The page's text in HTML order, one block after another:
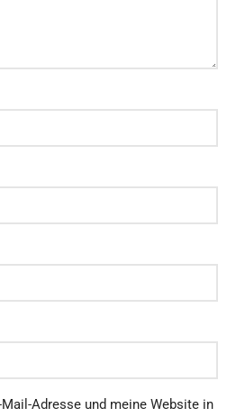
Adresse und meine Website in